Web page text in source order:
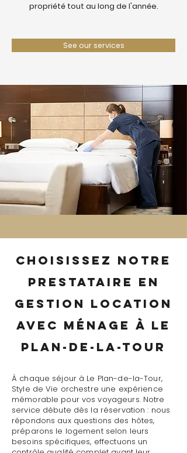
propriété tout au long de l'année.
See our services
Choisissez notre
prestataire en
gestion location
avec ménage à Le
Plan-de-la-Tour
À chaque séjour à Le Plan-de-la-Tour,
Style de Vie orchestre une expérience
mémorable pour vos voyageurs. Notre
service débute dès la réservation : nous
répondons aux questions des hôtes,
préparons le logement selon leurs
besoins spécifiques, effectuons un